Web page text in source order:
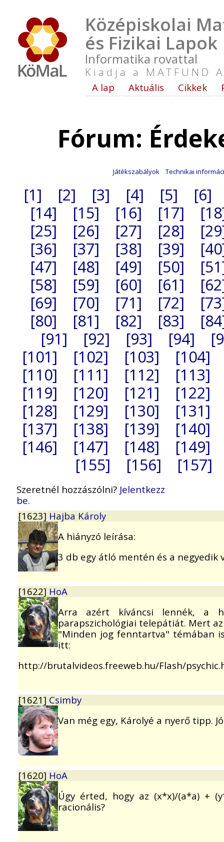
Középiskolai
és Fizikai Lapok
Informatika rovattal
Kiadja a MATFUND
A lap Aktuális Cikkek
Fórum:
Játékszabályok Technikai
[1] [2] [3] [4] [5]
[6]
[14]
[15] [16] [17]
[25]
[26] [27] [28]
[36]
[37] [38] [39]
[47]
[48] [49] [50]
[58]
[59] [60] [61]
[69]
[70] [71] [72]
[80]
[81] [82] [83]
[91]
[92] [93] [94]
[101]
[102] [103]
[104]
[110]
[111] [112]
[113]
[119]
[120] [121]
[122]
[128]
[129] [130]
[131]
[137]
[138] [139]
[140]
[146]
[147] [148]
[149]
[155]
[156] [157]
Szeretnél hozzászólni? Jelentkezz
be.
[1623] Hajba Károly
A hiányzó leírása:
3 db egy átló mentén és a negyedik
[1622] HoA
Arra azért kíváncsi lennék, a
parapszichológiai telepátiát. Mert
"Minden jog fenntartva" témában
itt:
http://brutalvideos.freeweb.hu/Flash/
[1621] Csimby
Van még egy, Károlyé a nyerő tipp.
[1620] HoA
Úgy érted, hogy az (x*x)/(a*a) +
racionális?